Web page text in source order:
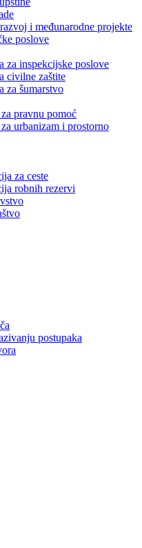
i međunarodne projekte
poslove
za inspekcijske poslove
civilne zaštite
za šumarstvo
pravnu pomoć
urbanizam i prostorno
za ceste
robnih rezervi
postupaka